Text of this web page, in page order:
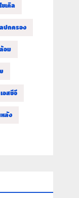
ซเคิล
ปกครอง
อม
เอสซีจี
ลัง